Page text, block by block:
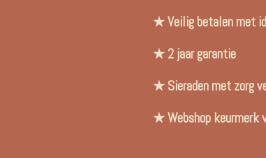
★ Veilig betalen met
★ 2 jaar garantie
★ Sieraden met zorg
★ Webshop keurmerk